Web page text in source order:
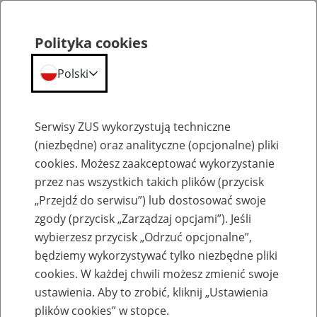
Emerytury
Baza zlikwidowanych lub
przekształconych zakładów pracy
Polityka cookies
Polski
Serwisy ZUS wykorzystują techniczne
(niezbędne) oraz analityczne (opcjonalne) pliki
cookies. Możesz zaakceptować wykorzystanie
przez nas wszystkich takich plików (przycisk
„Przejdź do serwisu”) lub dostosować swoje
zgody (przycisk „Zarządzaj opcjami”). Jeśli
wybierzesz przycisk „Odrzuć opcjonalne”,
będziemy wykorzystywać tylko niezbędne pliki
cookies. W każdej chwili możesz zmienić swoje
ustawienia. Aby to zrobić, kliknij „Ustawienia
plików cookies” w stopce.